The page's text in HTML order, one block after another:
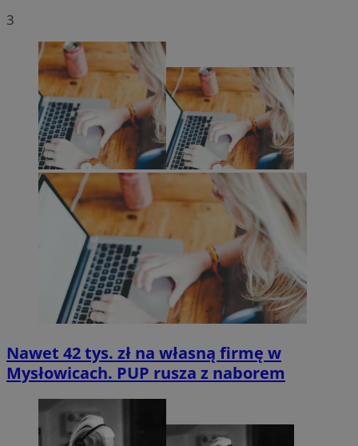
3
Nawet 42 tys. zł na własną firmę w
Mysłowicach. PUP rusza z naborem